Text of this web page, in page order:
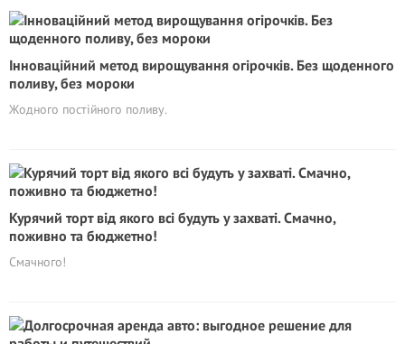
Інноваційний метод вирощування огірочків. Без щоденного
поливу, без мороки
Жодного постійного поливу.
Курячий торт від якого всі будуть у захваті. Смачно,
поживно та бюджетно!
Смачного!